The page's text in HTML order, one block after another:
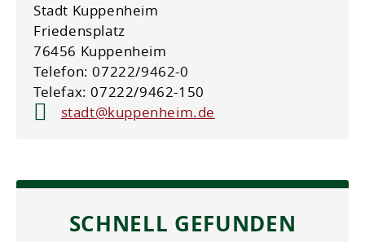
Stadt Kuppenheim
Friedensplatz
76456 Kuppenheim
Telefon: 07222/9462-0
Telefax: 07222/9462-150
stadt@kuppenheim.de
SCHNELL GEFUNDEN